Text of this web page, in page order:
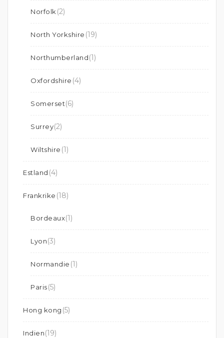
Norfolk (2)
North Yorkshire (19)
Northumberland(1)
Oxfordshire (4)
Somerset(6)
Surrey(2)
Wiltshire (1)
Estland (4)
Frankrike (18)
Bordeaux(1)
Lyon(3)
Normandie (1)
Paris(5)
Hong kong (5)
Indien(19)